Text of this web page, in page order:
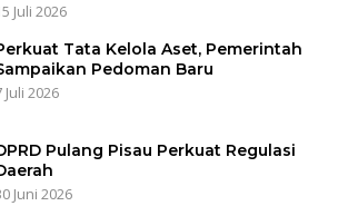
Juli 2026
Tata Kelola Aset, Pemerintah
Pedoman Baru
Juli 2026
Pulang Pisau Perkuat Regulasi
Juni 2026